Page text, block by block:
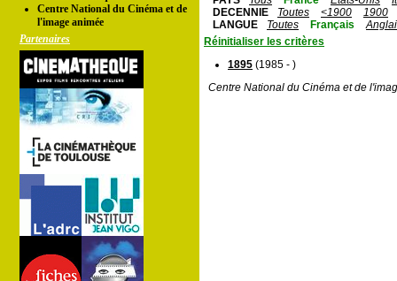
Centre National du Cinéma et de
l'image animée
Partenaires
DECENNIE
Toutes <1900
1900
LANGUE
Toutes Français
Réinitialiser les critères
1895 (1985 - )
Centre National du Cinéma et de